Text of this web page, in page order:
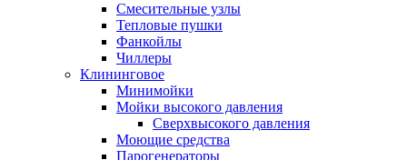
Смесительные узлы
Тепловые пушки
Фанкойлы
Чиллеры
Клининговое
Минимойки
Мойки высокого давления
Сверхвысокого давления
Моющие средства
Парогенераторы